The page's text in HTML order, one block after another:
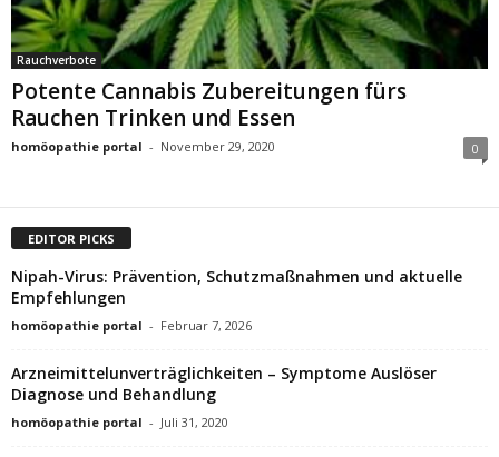
Rauchverbote
Potente Cannabis Zubereitungen fürs
Rauchen Trinken und Essen
homöopathie portal - November 29, 2020 0
EDITOR PICKS
Nipah-Virus: Prävention, Schutzmaßnahmen und aktuelle
Empfehlungen
homöopathie portal - Februar 7, 2026
Arzneimittelunverträglichkeiten – Symptome Auslöser
Diagnose und Behandlung
homöopathie portal - Juli 31, 2020